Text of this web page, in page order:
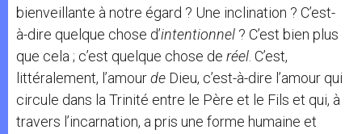
bienveillante à notre égard ? Une inclination ? C’est-
à-dire quelque chose d’intentionnel ? C’est bien plus
que cela ; c’est quelque chose de réel . C’est,
littéralement, l’amourde Dieu, c’est-à-dire l’amour qui
circule dans la Trinité entre le Père et le Fils et qui, à
travers l’incarnation, a pris une forme humaine et